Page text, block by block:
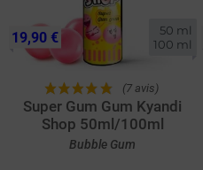
50 ml
100 ml
(7 avis)
Super Gum Gum Kyandi
Shop 50ml/100ml
Bubble Gum
19,90 €